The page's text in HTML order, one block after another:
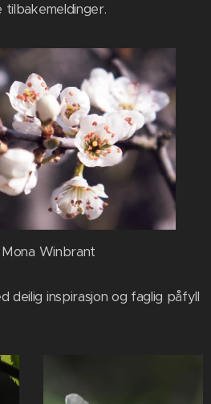
Winbrant
deilig inspirasjon og faglig påfyll